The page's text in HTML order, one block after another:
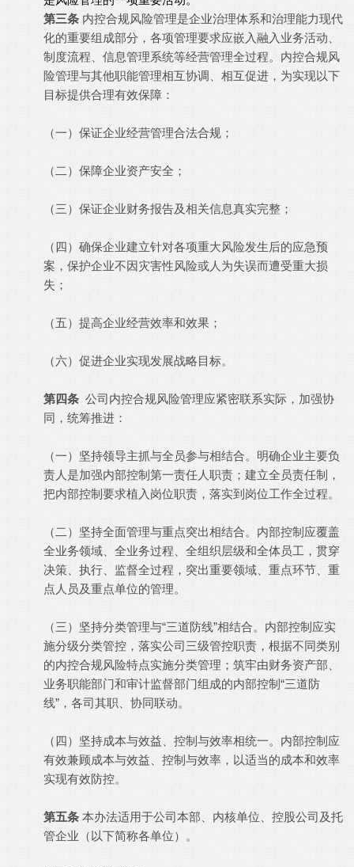
第三条 内控合规风险管理是企业治理体系和治理能力现代
化的重要组成部分，各项管理要求应嵌入融入业务活动、
制度流程、信息管理系统等经营管理全过程。内控合规风
险管理与其他职能管理相互协调、相互促进，为实现以下
目标提供合理有效保障：
（一）保证企业经营管理合法合规；
（二）保障企业资产安全；
（三）保证企业财务报告及相关信息真实完整；
（四）确保企业建立针对各项重大风险发生后的应急预
案，保护企业不因灾害性风险或人为失误而遭受重大损
失；
（五）提高企业经营效率和效果；
（六）促进企业实现发展战略目标。
第四条 公司内控合规风险管理应紧密联系实际，加强协
同，统筹推进：
（一）坚持领导主抓与全员参与相结合。明确企业主要负
责人是加强内部控制第一责任人职责；建立全员责任制，
把内部控制要求植入岗位职责，落实到岗位工作全过程。
（二）坚持全面管理与重点突出相结合。内部控制应覆盖
全业务领域、全业务过程、全组织层级和全体员工，贯穿
决策、执行、监督全过程，突出重要领域、重点环节、重
点人员及重点单位的管理。
（三）坚持分类管理与“三道防线”相结合。内部控制应实
施分级分类管控，落实公司三级管控职责，根据不同类别
的内控合规风险特点实施分类管理；筑牢由财务资产部、
业务职能部门和审计监督部门组成的内部控制“三道防
线”，各司其职、协同联动。
（四）坚持成本与效益、控制与效率相统一。内部控制应
有效兼顾成本与效益、控制与效率，以适当的成本和效率
实现有效防控。
第五条 本办法适用于公司本部、内核单位、控股公司及托
管企业（以下简称各单位）。